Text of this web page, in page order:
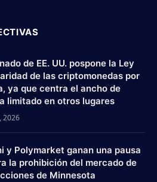
de EE. UU. pospone la Ley
de las criptomonedas por
ya que centra el ancho de
limitado en otros lugares
2026
y Polymarket ganan una pausa
la prohibición del mercado de
de Minnesota